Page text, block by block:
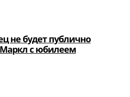
не будет публично
с юбилеем